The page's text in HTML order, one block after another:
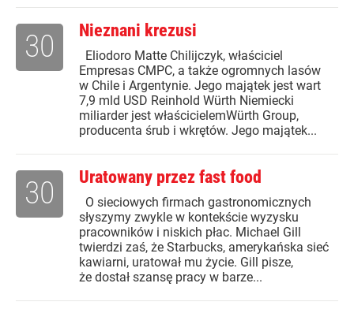
Nieznani krezusi
Eliodoro Matte Chilijczyk, właściciel
Empresas CMPC, a także ogromnych lasów
w Chile i Argentynie. Jego majątek jest wart
7,9 mld USD Reinhold Würth Niemiecki
miliarder jest właścicielemWürth Group,
producenta śrub i wkrętów. Jego majątek...
30
Uratowany przez fast food
O sieciowych firmach gastronomicznych
słyszymy zwykle w kontekście wyzysku
pracowników i niskich płac. Michael Gill
twierdzi zaś, że Starbucks, amerykańska sieć
kawiarni, uratował mu życie. Gill pisze,
że dostał szansę pracy w barze...
30